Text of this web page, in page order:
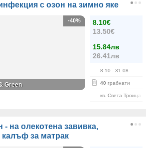
с озон на зимно яке
8.10€
13.50€
15.84лв
26.41лв
8.10 - 31.08
40 грабнати
кв. Света Троица
-40%
Green
- на олекотена завивка,
калъф за матрак